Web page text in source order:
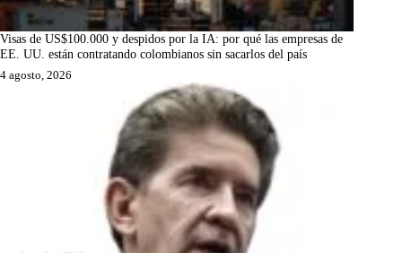
Visas de US$100.000 y despidos por la IA: por qué las empresas de
EE. UU. están contratando colombianos sin sacarlos del país
4 agosto, 2026